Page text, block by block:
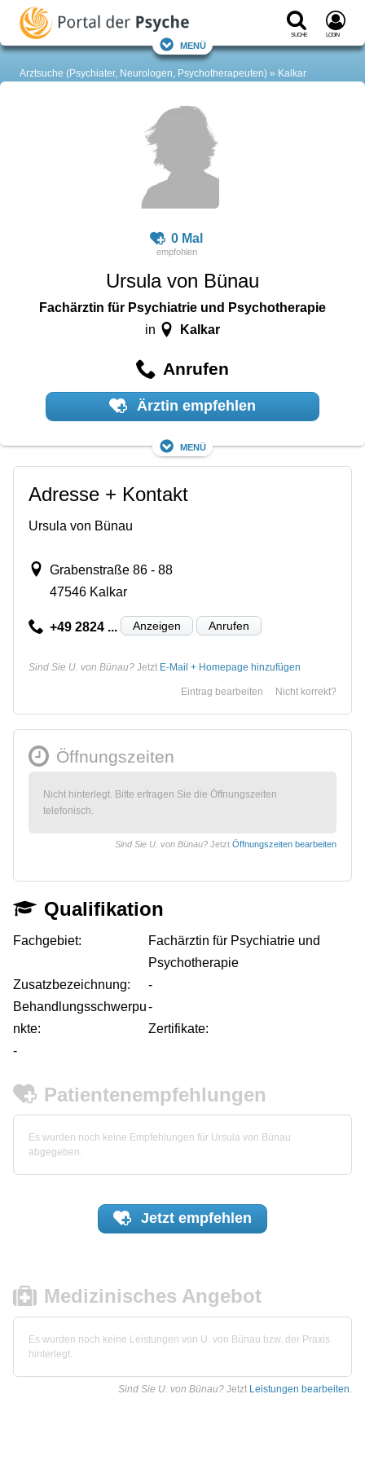
Suche Login
Menü
Arztsuche (Psychiater, Neurologen, Psychotherapeuten) Kalkar
0 Mal
Ursula von Bünau
Fachärztin für Psychiatrie und Psychotherapie
in Kalkar
Anrufen
Ärztin empfehlen
Menü
Adresse + Kontakt
Ursula von Bünau
Grabenstraße 86 - 88
47546 Kalkar
+49 2824 ... Anzeigen Anrufen
Sind Sie U. von Bünau? Jetzt E-Mail + Homepage hinzufügen
Nicht korrekt?
Eintrag bearbeiten
Öffnungszeiten
Nicht hinterlegt. Bitte erfragen Sie die Öffnungszeiten
telefonisch.
Sind Sie U. von Bünau? Jetzt Öffnungszeiten bearbeiten
Qualifikation
Fachgebiet:
Fachärztin für Psychiatrie und
Psychotherapie
Zusatzbezeichnung:
-
Behandlungsschwerpu
nkte:
-
Zertifikate:
-
Patientenempfehlungen
Es wurden noch keine Empfehlungen für Ursula von Bünau
abgegeben.
Jetzt empfehlen
Medizinisches Angebot
Es wurden noch keine Leistungen von U. von Bünau bzw. der Praxis
hinterlegt.
Sind Sie U. von Bünau? Jetzt Leistungen bearbeiten.